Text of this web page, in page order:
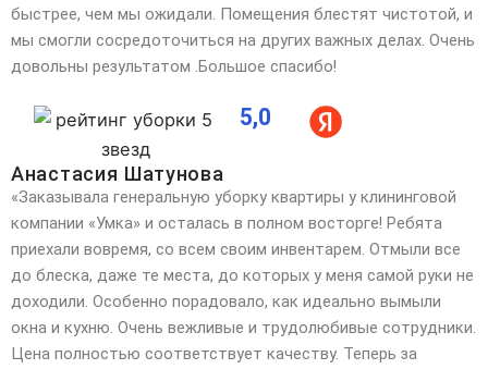
быстрее, чем мы ожидали. Помещения блестят чистотой, и
мы смогли сосредоточиться на других важных делах. Очень
довольны результатом .Большое спасибо!
5,0
Анастасия Шатунова
«Заказывала генеральную уборку квартиры у клининговой
компании «Умка» и осталась в полном восторге! Ребята
приехали вовремя, со всем своим инвентарем. Отмыли все
до блеска, даже те места, до которых у меня самой руки не
доходили. Особенно порадовало, как идеально вымыли
окна и кухню. Очень вежливые и трудолюбивые сотрудники.
Цена полностью соответствует качеству. Теперь за